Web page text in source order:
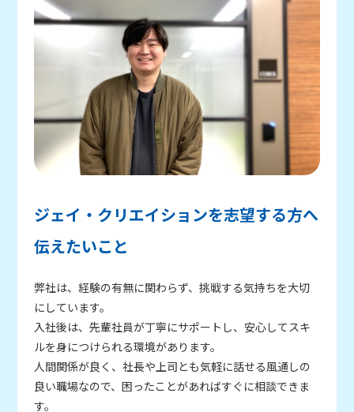
ジェイ・クリエイションを志望する方へ
伝えたいこと
弊社は、経験の有無に関わらず、挑戦する気持ちを大切
にしています。
入社後は、先輩社員が丁寧にサポートし、安心してスキ
ルを身につけられる環境があります。
人間関係が良く、社長や上司とも気軽に話せる風通しの
良い職場なので、困ったことがあればすぐに相談できま
す。